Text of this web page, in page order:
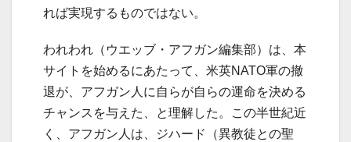
れば実現するものではない。
われわれ（ウエッブ・アフガン編集部）は、本
サイトを始めるにあたって、米英NATO軍の撤
退が、アフガン人に自らが自らの運命を決める
チャンスを与えた、と理解した。この半世紀近
く、アフガン人は、ジハード（異教徒との聖